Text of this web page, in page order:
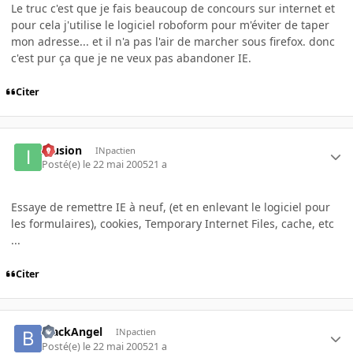
Le truc c'est que je fais beaucoup de concours sur internet et
pour cela j'utilise le logiciel roboform pour m'éviter de taper
mon adresse... et il n'a pas l'air de marcher sous firefox. donc
c'est pur ça que je ne veux pas abandoner IE.
Citer
Illusion INpactien
Posté(e) le 22 mai 200521 a
Essaye de remettre IE à neuf, (et en enlevant le logiciel pour
les formulaires), cookies, Temporary Internet Files, cache, etc
...
Citer
BlackAngel INpactien
Posté(e) le 22 mai 200521 a